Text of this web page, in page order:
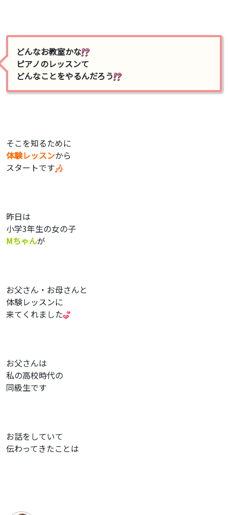
どんなお教室かな
ピアノのレッスンて
どんなことをやるんだろう
そこを知るために
体験レッスンから
スタートです
昨日は
小学3年生の女の子
Mちゃんが
お父さん・お母さんと
体験レッスンに
来てくれました
お父さんは
私の高校時代の
同級生です
お話をしていて
伝わってきたことは